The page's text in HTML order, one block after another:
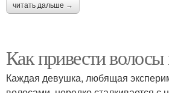
читать дальше →
Как привести
Каждая девушка, любящая